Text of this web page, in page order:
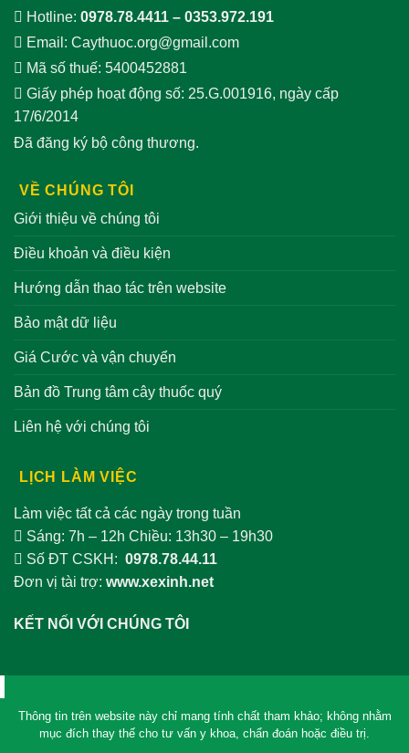
Hotline: 0978.78.4411 – 0353.972.191
Email: Caythuoc.org@gmail.com
Mã số thuế: 5400452881
Giấy phép hoạt động số: 25.G.001916, ngày cấp
17/6/2014
Đã đăng ký bộ công thương.
VỀ CHÚNG TÔI
Giới thiệu về chúng tôi
Điều khoản và điều kiện
Hướng dẫn thao tác trên website
Bảo mật dữ liệu
Giá Cước và vận chuyển
Bản đồ Trung tâm cây thuốc quý
Liên hệ với chúng tôi
LỊCH LÀM VIỆC
Làm việc tất cả các ngày trong tuần
Sáng: 7h – 12h Chiều: 13h30 – 19h30
Số ĐT CSKH: 0978.78.44.11
Đơn vị tài trợ: www.xexinh.net
KẾT NỐI VỚI CHÚNG TÔI
Thông tin trên website này chỉ mang tính chất tham khảo; không nhằm
mục đích thay thế cho tư vấn y khoa, chẩn đoán hoặc điều trị.